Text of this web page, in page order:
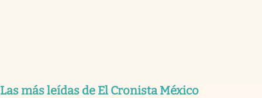
Las más leídas de El Cronista México